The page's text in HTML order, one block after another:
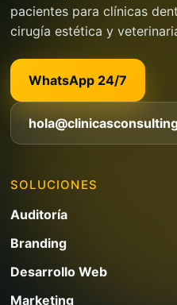
pacientes para clínicas
cirugía estética y
WhatsApp 24/7
SOLUCIONES
Auditoría
Branding
Desarrollo Web
Marketing